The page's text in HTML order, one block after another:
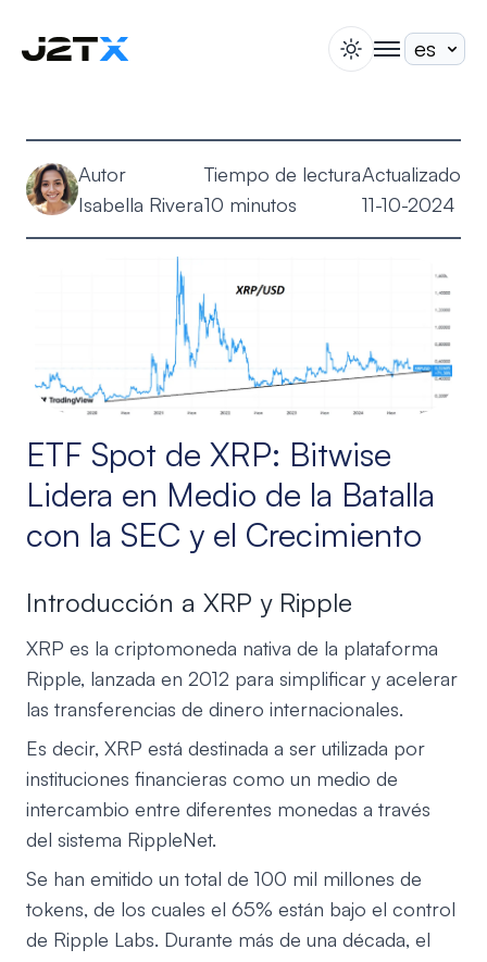
Blog
Ayuda
Acerca de
switch theme
togglenav
Autor
Isabella Rivera
Tiempo de lectura
10 minutos
Actualizado
11-10-2024
ETF Spot de XRP: Bitwise
Lidera en Medio de la Batalla
con la SEC y el Crecimiento
Introducción a XRP y Ripple
XRP es la criptomoneda nativa de la plataforma
Ripple, lanzada en 2012 para simplificar y acelerar
las transferencias de dinero internacionales.
Es decir, XRP está destinada a ser utilizada por
instituciones financieras como un medio de
intercambio entre diferentes monedas a través
del sistema RippleNet.
Se han emitido un total de 100 mil millones de
tokens, de los cuales el 65% están bajo el control
de Ripple Labs. Durante más de una década, el